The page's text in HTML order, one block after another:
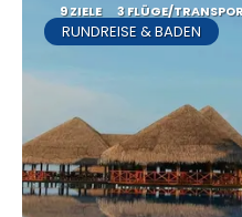
9 ZIELE 3 FLÜGE/
RUNDREISE & BADEN